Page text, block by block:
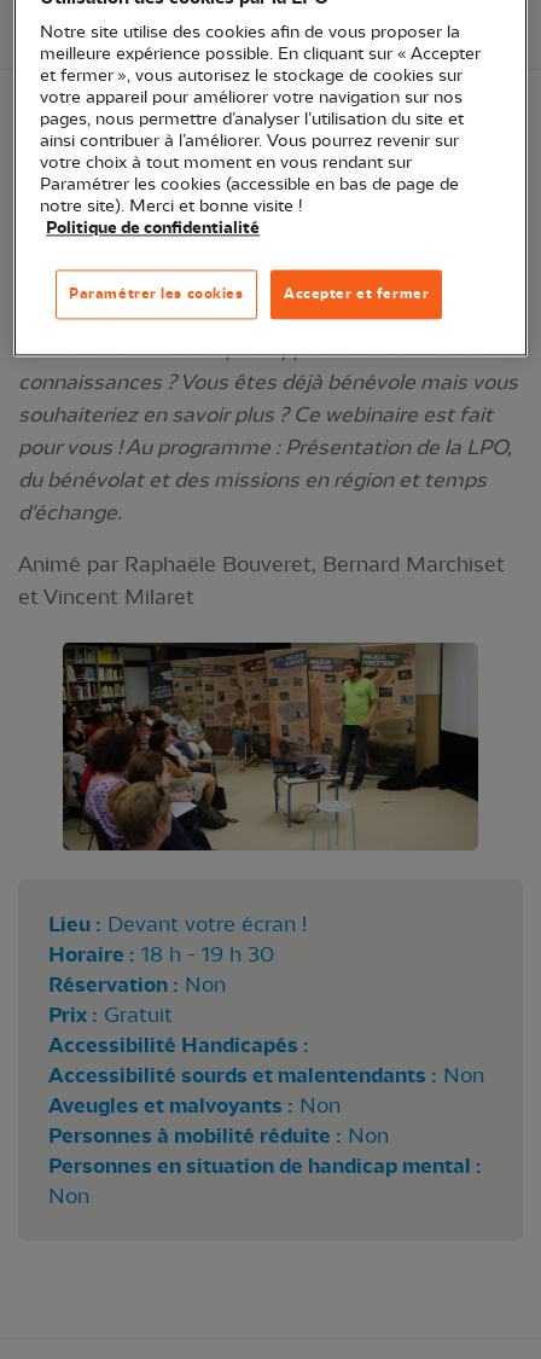
90 - Territoire de Belfort
Pour cause d'indisponibilité imprévue des
animateurs, la date de ce webinaire a été
reportée au 4 novembre . Merci pour votre
compréhension.
Vous aimeriez devenir bénévole LPO mais ne savez
pas comment faire ? Vous aimeriez connaître les
missions accessibles par rapport à vos envies et
connaissances ? Vous êtes déjà bénévole mais vous
souhaiteriez en savoir plus ? Ce webinaire est fait
pour vous ! Au programme : Présentation de la LPO,
du bénévolat et des missions en région et temps
d'échange.
Animé par Raphaële Bouveret, Bernard Marchiset
et Vincent Milaret
Lieu : Devant votre écran !
Horaire : 18 h - 19 h 30
Réservation : Non
Prix : Gratuit
Accessibilité Handicapés :
Accessibilité sourds et malentendants : Non
Aveugles et malvoyants : Non
Personnes à mobilité réduite : Non
Personnes en situation de handicap mental :
Non
Notre site utilise des cookies afin de vous proposer la
meilleure expérience possible. En cliquant sur « Accepter
et fermer », vous autorisez le stockage de cookies sur
votre appareil pour améliorer votre navigation sur nos
pages, nous permettre d’analyser l’utilisation du site et
ainsi contribuer à l’améliorer. Vous pourrez revenir sur
votre choix à tout moment en vous rendant sur
Paramétrer les cookies (accessible en bas de page de
notre site). Merci et bonne visite !
Politique de confidentialité
Accepter et fermer
Paramétrer les cookies